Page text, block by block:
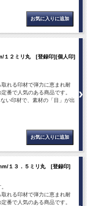
１２ミリ丸 [登録印][個人印]
れる印材で弾力に恵まれ耐
番で人気のある商品です。
い印材で、素材の「目」が出
１３．５ミリ丸 [登録印]
れる印材で弾力に恵まれ耐
番で人気のある商品です。